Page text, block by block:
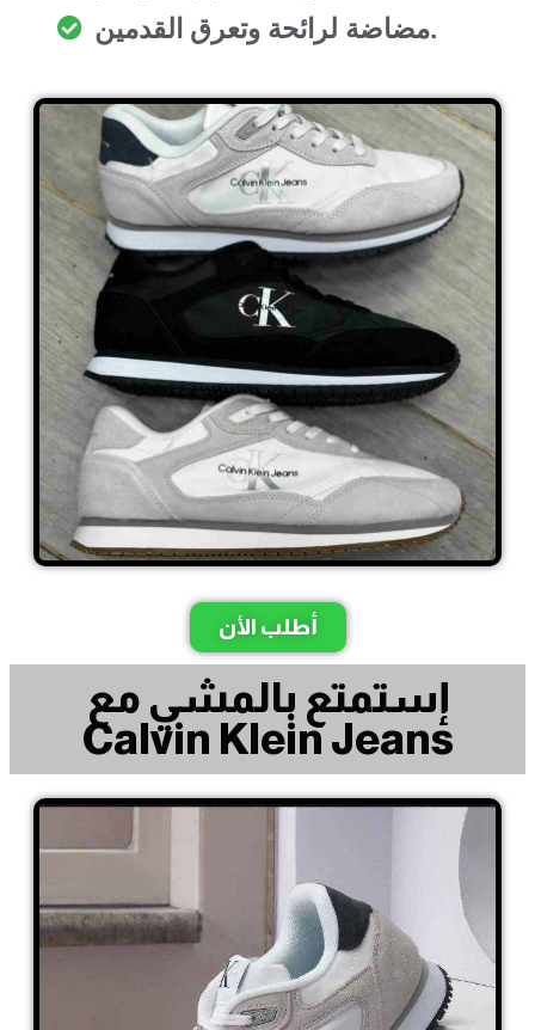
مضاضة لرائحة وتعرق القدمين.
أطلب الأن
إستمتع بالمشي مع
Calvin Klein Jeans